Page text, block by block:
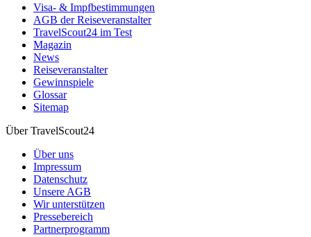
Visa- & Impfbestimmungen
AGB der Reiseveranstalter
TravelScout24 im Test
Magazin
News
Reiseveranstalter
Gewinnspiele
Glossar
Sitemap
Über TravelScout24
Über uns
Impressum
Datenschutz
Unsere AGB
Wir unterstützen
Pressebereich
Partnerprogramm